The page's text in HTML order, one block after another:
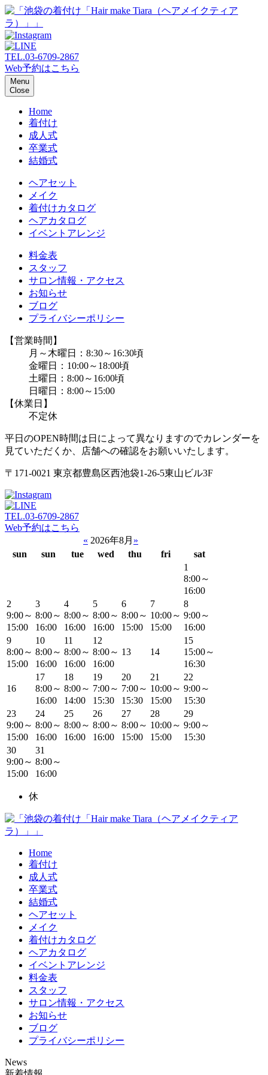
TEL.03-6709-2867
Web予約はこちら
Menu
Close
Home
着付け
成人式
卒業式
結婚式
ヘアセット
メイク
着付けカタログ
ヘアカタログ
イベントアレンジ
料金表
スタッフ
サロン情報・アクセス
お知らせ
ブログ
プライバシーポリシー
【営業時間】
月～木曜日：8:30～16:30頃
金曜日：10:00～18:00頃
土曜日：8:00～16:00頃
日曜日：8:00～15:00
【休業日】
不定休
平日のOPEN時間は日によって異なりますのでカレンダーを
見ていただくか、店舗への確認をお願いいたします。
〒171-0021 東京都豊島区西池袋1-26-5東山ビル3F
TEL.03-6709-2867
Web予約はこちら
« 2026年8月 »
sun
sun tue wed thu fri
sat
1
8:00～
16:00
2
9:00～
15:00
3
8:00～
16:00
4
8:00～
16:00
5
8:00～
16:00
6
8:00～
15:00
7
10:00～
15:00
8
9:00～
16:00
9
8:00～
15:00
10
8:00～
16:00
11
8:00～
16:00
12
8:00～
16:00
13 14
15
15:00～
16:30
16
17
8:00～
16:00
18
8:00～
14:00
19
7:00～
15:30
20
7:00～
15:30
21
10:00～
15:00
22
9:00～
15:30
23
9:00～
15:00
24
8:00～
16:00
25
8:00～
16:00
26
8:00～
16:00
27
8:00～
15:00
28
10:00～
15:00
29
9:00～
15:30
30
9:00～
15:00
31
8:00～
16:00
休
Home
着付け
成人式
卒業式
結婚式
ヘアセット
メイク
着付けカタログ
ヘアカタログ
イベントアレンジ
料金表
スタッフ
サロン情報・アクセス
お知らせ
ブログ
プライバシーポリシー
News